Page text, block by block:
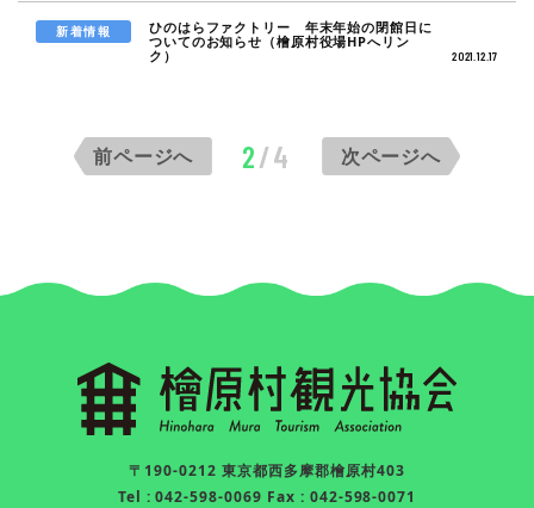
新着情報
ひのはらファクトリー 年末年始の閉館日に
ついてのお知らせ（檜原村役場HPへリン
ク）
2021.12.17
前ページへ 2/4 次ページへ
〒190-0212 東京都西多摩郡檜原村403
Tel : 042-598-0069 Fax : 042-598-0071